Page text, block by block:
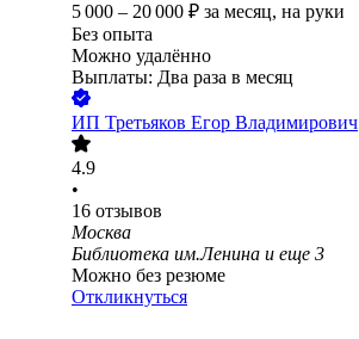
5 000 – 20 000 ₽ за месяц, на руки
Без опыта
Можно удалённо
Выплаты: Два раза в месяц
ИП Третьяков Егор Владимирович
4.9
•
16 отзывов
Москва
Библиотека им.Ленина и еще 3
Можно без резюме
Откликнуться